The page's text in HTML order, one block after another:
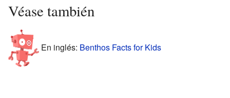
Véase también
En inglés: Benthos Facts for Kids